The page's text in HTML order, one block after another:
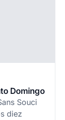
Domingo
Souci
diez